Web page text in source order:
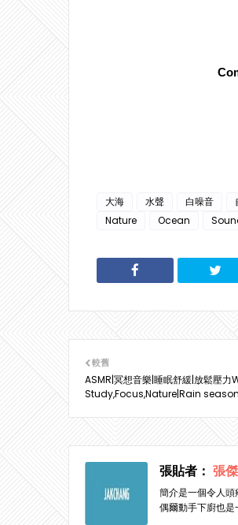
大海 水聲 白噪音
Nature
Ocean
較舊
ASMR|冥想音樂|睡眠舒緩|放鬆壓
Study,Focus,Nature|Rain season
張貼者： 張
簡介是一個令人
偶爾動手下廚也是